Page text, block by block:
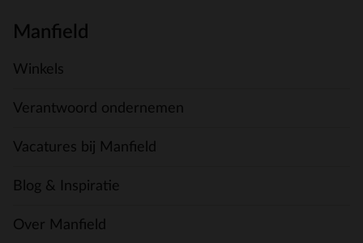
Manfield
Winkels
Verantwoord ondernemen
Vacatures bij Manfield
Blog & Inspiratie
Over Manfield